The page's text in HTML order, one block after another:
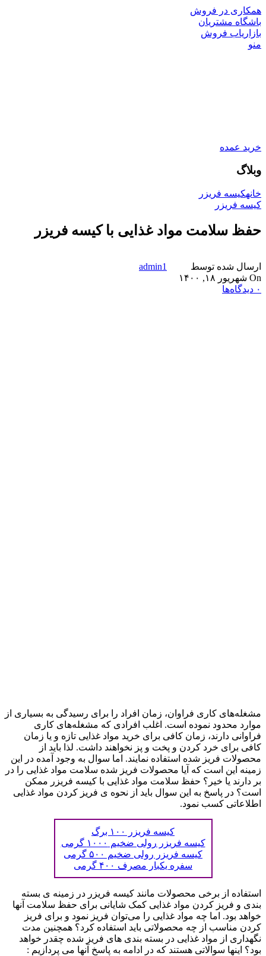
همکاری در فروش
باشگاه مشتریان
بازاریاب فروش
منو
خرید عمده
وبلاگ
خانهکیسه فریزر
کیسه فریزر
حفظ سلامت مواد غذایی با کیسه فریزر
ارسال شده توسط
admin1
On شهریور ۱۸, ۱۴۰۰
۰ دیدگاه‌ها
مشغله‌های کاری فراوان، زمان افراد را برای رسیدگی به بسیاری از
موارد محدود نموده است. اغلب افرادی که مشغله‌های کاری
فراوانی دارند، زمان کافی برای خرید مواد غذایی تازه و یا زمان
کافی برای خرد کردن و پخت و پز نخواهند داشت. لذا باید از
محصولات فریز شده استفاده نمایند. اما سوال به وجود آمده در این
زمینه این است که آیا محصولات فریز شده سلامت مواد غذایی را در
بر دارند یا خیر؟ حفظ سلامت مواد غذایی با کیسه فریزر ممکن
است؟ در پاسخ به این سوال باید از نحوه ی فریز کردن مواد غذایی
اطلاعاتی کسب نمود.
کیسه فریزر ۱۰۰ برگ
کیسه فریزر رولی ضخیم ۱۰۰۰ گرمی
کیسه فریزر رولی ضخیم ۵۰۰ گرمی
سفره یکبار مصرف ۴۰۰ گرمی
استفاده از برخی محصولات مانند کیسه فریزر در زمینه ی بسته
بندی و فریز کردن مواد غذایی کمک شایانی برای حفظ سلامت آنها
خواهد بود. اما چه مواد غذایی را می‌توان فریز نمود و برای فریز
کردن مناسب از چه محصولاتی باید استفاده کرد؟ همچنین مدت
نگهداری از مواد غذایی در بسته بندی های فریز شده چقدر خواهد
بود؟ اینها سوالاتی هستند که در ادامه به پاسخ آنها می پردازیم :